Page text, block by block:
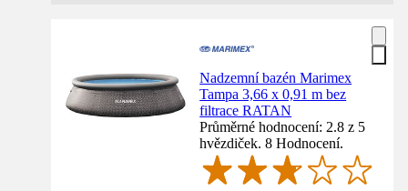
Nadzemní bazén Marimex
Tampa 3,66 x 0,91 m bez
filtrace RATAN
Průměrné hodnocení: 2.8 z 5
hvězdiček. 8 Hodnocení.